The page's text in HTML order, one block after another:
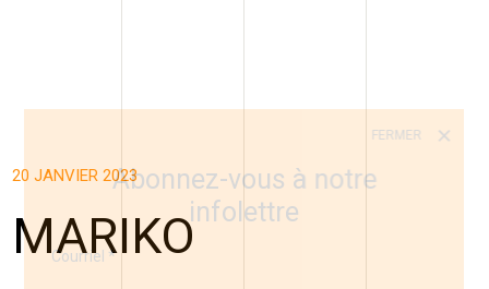
20 JANVIER 2023
MARIKO
FERMER
Abonnez-vous à notre
infolettre
Courriel *